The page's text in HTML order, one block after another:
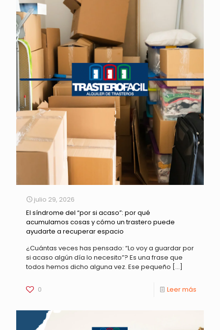
julio 29, 2026
El síndrome del “por si acaso”: por qué
acumulamos cosas y cómo un trastero puede
ayudarte a recuperar espacio
¿Cuántas veces has pensado: “Lo voy a guardar por
si acaso algún día lo necesito”? Es una frase que
todos hemos dicho alguna vez. Ese pequeño […]
0 Leer más